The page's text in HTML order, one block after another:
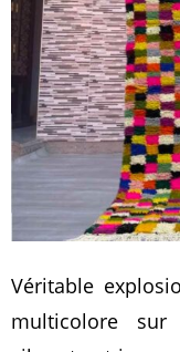
Véritable
multicolore